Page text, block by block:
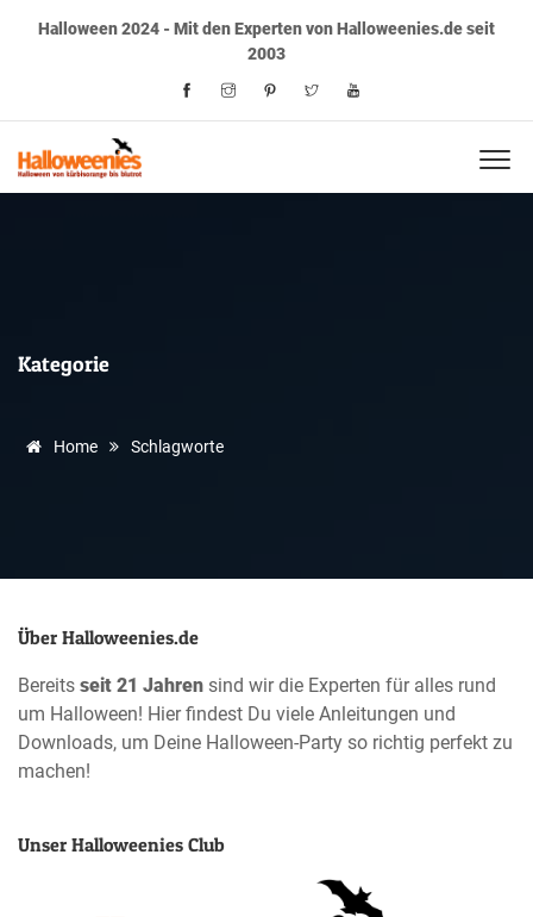
Halloween 2024 - Mit den Experten von Halloweenies.de seit
2003
Kategorie
Home Schlagworte
Über Halloweenies.de
Bereits seit 21 Jahren sind wir die Experten für alles rund
um Halloween! Hier findest Du viele Anleitungen und
Downloads, um Deine Halloween-Party so richtig perfekt zu
machen!
Unser Halloweenies Club